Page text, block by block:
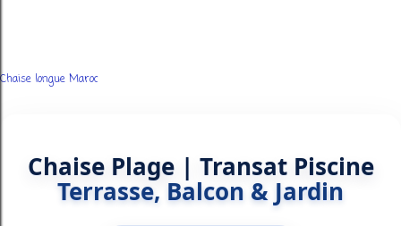
Chaise longue Maroc
Chaise Plage | Transat Piscine
Terrasse, Balcon & Jardin